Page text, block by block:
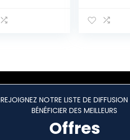
Naturel
à
Cuisine
REJOIGNEZ NOTRE LISTE DE
BÉNÉFICIER DES MEILLEURS
Offres